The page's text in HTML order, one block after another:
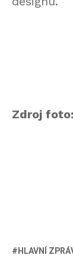
Zdroj foto:
HLAVNÍ